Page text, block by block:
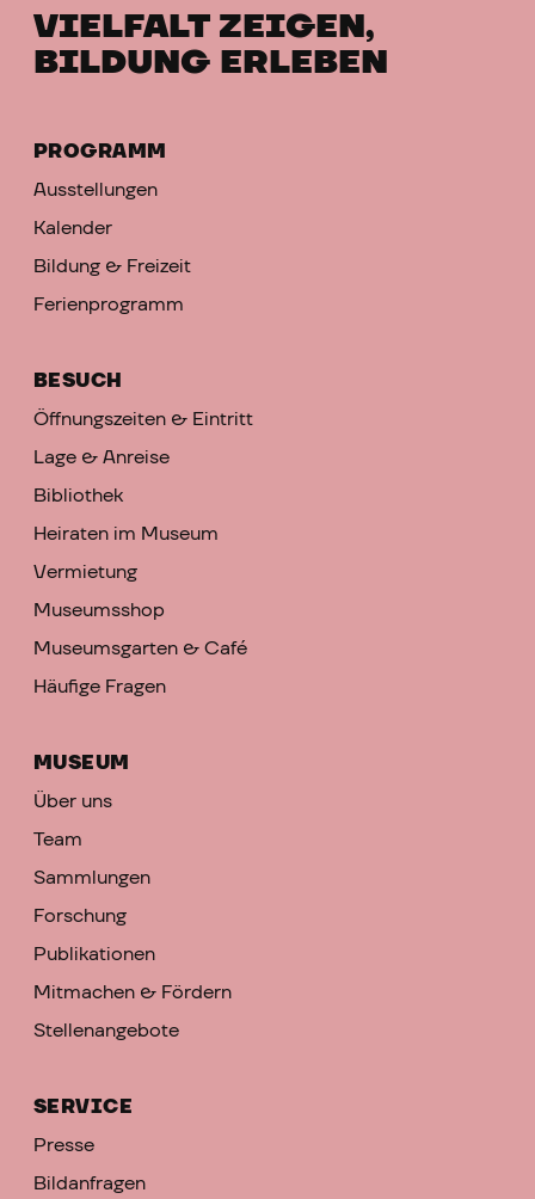
VIELFALT ZEIGEN,
BILDUNG ERLEBEN
PROGRAMM
Ausstellungen
Kalender
Bildung & Freizeit
Ferienprogramm
BESUCH
Öffnungszeiten & Eintritt
Lage & Anreise
Bibliothek
Heiraten im Museum
Vermietung
Museumsshop
Museumsgarten & Café
Häufige Fragen
MUSEUM
Über uns
Team
Sammlungen
Forschung
Publikationen
Mitmachen & Fördern
Stellenangebote
SERVICE
Presse
Bildanfragen